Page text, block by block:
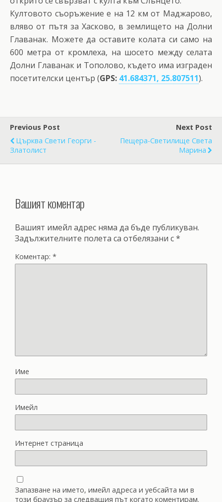
Култовото съоръжение е на 12 км от Маджарово,
вляво от пътя за Хасково, в землището на Долни
Главанак. Можете да оставите колата си само на
600 метра от кромлеха, на шосето между селата
Долни Главанак и Тополово, където има изграден
посетителски център (GPS: 41.684371, 25.807511).
Previous Post
Църква Свети Георги -
Златолист
Next Post
Пещера-Светилище Света
Марина
Вашият коментар
Вашият имейл адрес няма да бъде публикуван.
Задължителните полета са отбелязани с*
Коментар: *
Име
Имейл
Интернет страница
Запазване на името, имейл адреса и уебсайта ми в
този браузър за следващия път когато коментирам.